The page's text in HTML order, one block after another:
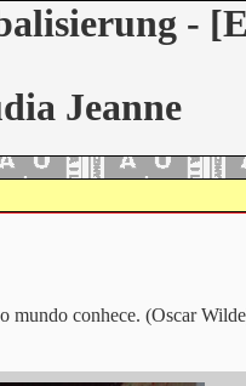
-
Jeanne
mundo conhece. (Oscar